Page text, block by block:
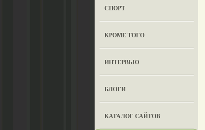
СПОРТ
КРОМЕ ТОГО
ИНТЕРВЬЮ
БЛОГИ
КАТАЛОГ САЙТОВ